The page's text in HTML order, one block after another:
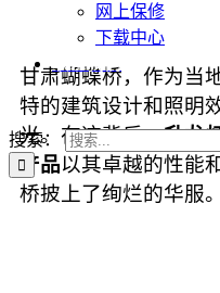
网上保修
下载中心
联系我们
搜索：
甘肃蝴蝶桥，作为当
特的建筑设计和照明
光。在这背后，升龙
产品以其卓越的性能
桥披上了绚烂的华服。